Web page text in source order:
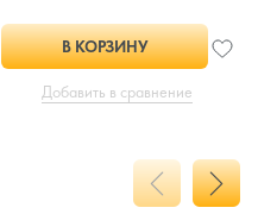
В КОРЗИНУ
Добавить в сравнение